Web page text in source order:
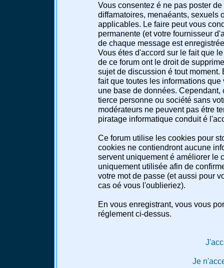
Vous consentez é ne pas poster
diffamatoires, menaéants, sexuels
applicables. Le faire peut vous
permanente (et votre fournisseur
de chaque message est
Vous étes d'accord sur le fait que
de ce forum ont le droit de
sujet de discussion é tout
fait que toutes les informations
une base de données.
tierce personne ou société sans
modérateurs ne peuvent pas étre
piratage informatique conduit é
Ce forum utilise les cookies pour
cookies ne contiendront aucune
servent uniquement é améliorer le
uniquement utilisée afin de
votre mot de passe (et aussi pour
cas oé vous l'oublieriez).
En vous enregistrant, vous vous
réglement ci-dessus.
Je